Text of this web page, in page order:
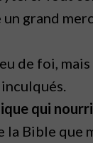
un grand
de foi,
inculqués.
qui
la Bible